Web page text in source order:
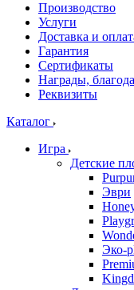
Производство
Услуги
Доставка и
Гарантия
Сертификаты
Награды,
Реквизиты
Каталог
Игра
Детские
Эври
Эко-